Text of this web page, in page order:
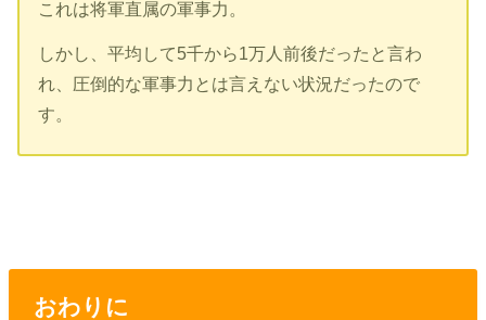
これは将軍直属の軍事力。
しかし、平均して5千から1万人前後だったと言わ
れ、圧倒的な軍事力とは言えない状況だったので
す。
おわりに